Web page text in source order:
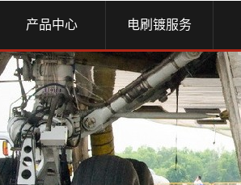
产品中心 电刷镀服务